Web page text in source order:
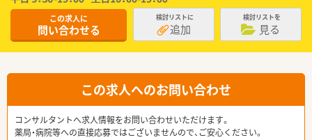
この求人に
問い合わせる
検討リストに
追加
検討リストを
見る
この求人へのお問い合わせ
コンサルタントへ求人情報をお問い合わせいただけます。
薬局・病院等への直接応募ではございませんので、ご安心ください。